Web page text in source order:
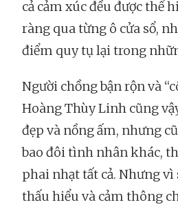
cả cảm xúc đều được thể
ràng qua từng ô cửa sổ,
điểm quy tụ lại trong
Người chồng bận rộn và
Hoàng Thùy Linh cũng
đẹp và nồng ấm, nhưng
bao đôi tình nhân khác,
phai nhạt tất cả. Nhưng
thấu hiểu và cảm thông